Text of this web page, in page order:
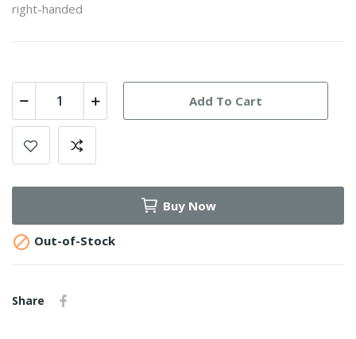
right-handed
Add To Cart
Buy Now
 Out-of-Stock
Share